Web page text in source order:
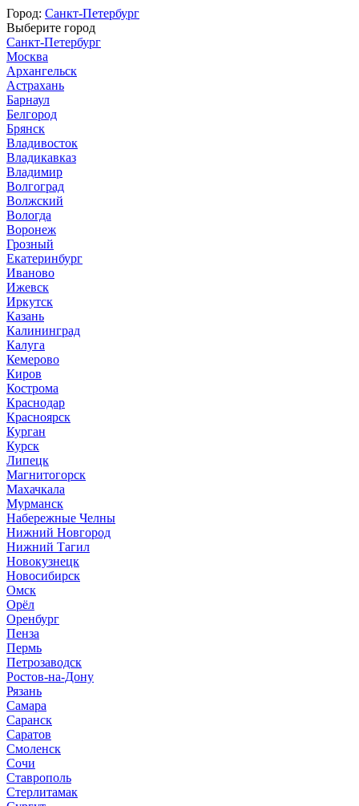
Город: Санкт-Петербург
Выберите город
Санкт-Петербург
Москва
Архангельск
Астрахань
Барнаул
Белгород
Брянск
Владивосток
Владикавказ
Владимир
Волгоград
Волжский
Вологда
Воронеж
Грозный
Екатеринбург
Иваново
Ижевск
Иркутск
Казань
Калининград
Калуга
Кемерово
Киров
Кострома
Краснодар
Красноярск
Курган
Курск
Липецк
Магнитогорск
Махачкала
Мурманск
Набережные Челны
Нижний Новгород
Нижний Тагил
Новокузнецк
Новосибирск
Омск
Орёл
Оренбург
Пенза
Пермь
Петрозаводск
Ростов-на-Дону
Рязань
Самара
Саранск
Саратов
Смоленск
Сочи
Ставрополь
Стерлитамак